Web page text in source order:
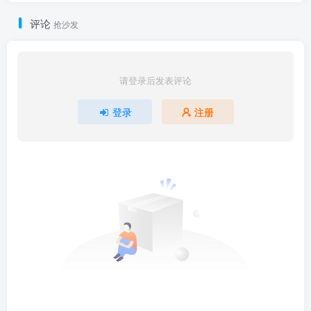
评论 抢沙发
请登录后发表评论
登录 注册